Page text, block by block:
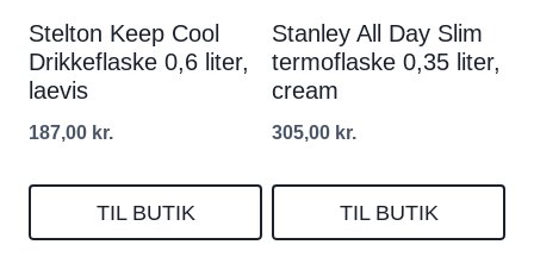
Stelton Keep Cool
Drikkeflaske 0,6 liter,
laevis
187,00 kr.
TIL BUTIK
Stanley All Day Slim
termoflaske 0,35 liter,
cream
305,00 kr.
TIL BUTIK